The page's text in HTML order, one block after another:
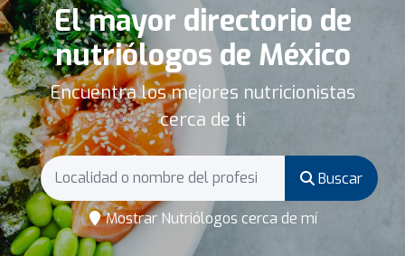
El mayor directorio de
nutriólogos de México
Encuentra los mejores nutricionistas
cerca de ti
Buscar
Mostrar Nutriólogos cerca de mí